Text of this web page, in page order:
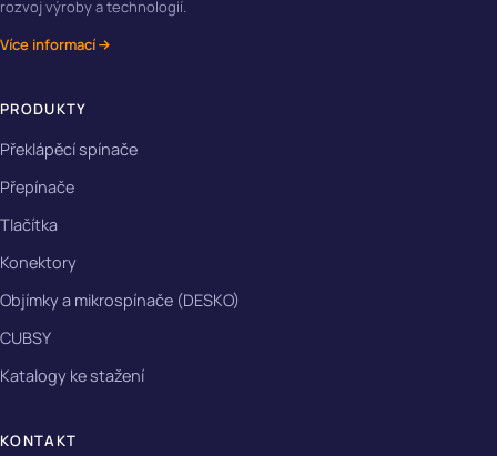
rozvoj výroby a technologií.
Více informací
PRODUKTY
Překlápěcí spínače
Přepínače
Tlačítka
Konektory
Objímky a mikrospínače (DESKO)
CUBSY
Katalogy ke stažení
KONTAKT